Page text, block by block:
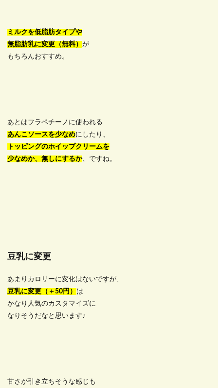
ミルクを低脂肪タイプや
無脂肪乳に変更（無料） が
もちろんおすすめ。
あとはフラペチーノに使われる
あんこソースを少なめにしたり、
トッピングのホイップクリームを
少なめか、無しにするか、ですね。
豆乳に変更
あまりカロリーに変化はないですが、
豆乳に変更（＋50円） は
かなり人気のカスタマイズに
なりそうだなと思います♪
甘さが引き立ちそうな感じも